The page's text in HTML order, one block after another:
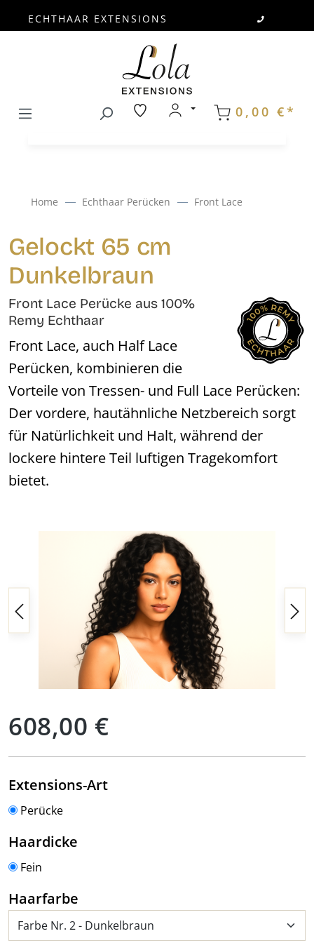
ECHTHAAR EXTENSIONS
0,00 €*
Home Echthaar Perücken Front Lace
Gelockt 65 cm
Dunkelbraun
Front Lace Perücke aus 100%
Remy Echthaar
Front Lace, auch Half Lace
Perücken, kombinieren die
Vorteile von Tressen- und Full Lace Perücken:
Der vordere, hautähnliche Netzbereich sorgt
für Natürlichkeit und Halt, während der
lockere hintere Teil luftigen Tragekomfort
bietet.
Bildergalerie überspringen
608,00 €
Extensions-Artauswählen
Perücke
Haardicke
Fein
Haarfarbe